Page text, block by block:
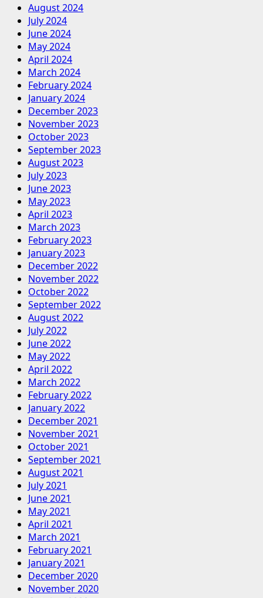
August 2024
July 2024
June 2024
May 2024
April 2024
March 2024
February 2024
January 2024
December 2023
November 2023
October 2023
September 2023
August 2023
July 2023
June 2023
May 2023
April 2023
March 2023
February 2023
January 2023
December 2022
November 2022
October 2022
September 2022
August 2022
July 2022
June 2022
May 2022
April 2022
March 2022
February 2022
January 2022
December 2021
November 2021
October 2021
September 2021
August 2021
July 2021
June 2021
May 2021
April 2021
March 2021
February 2021
January 2021
December 2020
November 2020